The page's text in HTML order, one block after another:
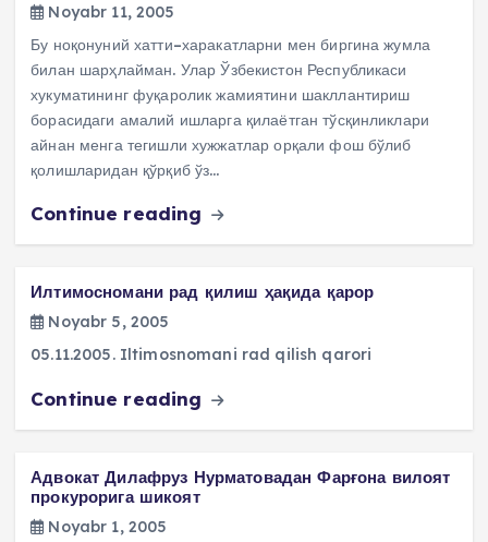
Noyabr 11, 2005
Бу ноқонуний хатти–харакатларни мен биргина жумла
билан шарҳлайман. Улар Ўзбекистон Республикаси
хукуматининг фуқаролик жамиятини шакллантириш
борасидаги амалий ишларга қилаётган тўсқинликлари
айнан менга тегишли хужжатлар орқали фош бўлиб
қолишларидан қўрқиб ўз…
Continue reading
Илтимосномани рад қилиш ҳақида қарор
Noyabr 5, 2005
05.11.2005. Iltimosnomani rad qilish qarori
Continue reading
Адвокат Дилафруз Нурматовадан Фарғона вилоят
прокурорига шикоят
Noyabr 1, 2005